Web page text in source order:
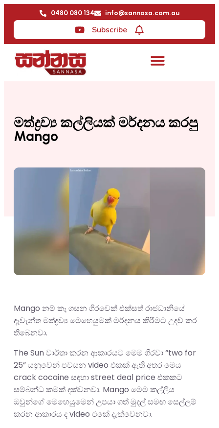
0480 080 134 info@sannasa.com.au
Subscribe
මත්ද්‍රව්‍ය කල්ලියක් මර්දනය කරපු
Mango
Mango නම් කෑ ගසන ගිරවෙක් එක්සත් රාජධානියේ
දැවැන්ත මත්ද්‍රව්‍ය මෙහෙයුමක් මර්දනය කිරීමට උදව් කර
තිබෙනවා.
The Sun වාර්තා කරන ආකාරයට මෙම ගිරවා “two for
25” යනුවෙන් පවසන video එකක් ඇති අතර මෙය
crack cocaine සඳහා street deal price එකකට
සම්බන්ධ කමක් දක්වනවා. Mango මෙම කල්ලිය
ඔවුන්ගේ මෙහෙයුමෙන් උපයා ගත් මුදල් සමඟ සෙල්ලම්
කරන ආකාරය ද video එකේ දැක්වෙනවා.